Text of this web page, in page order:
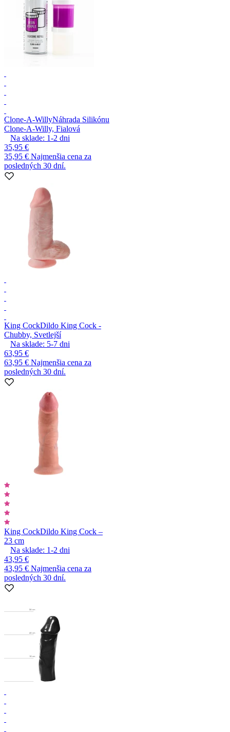
Clone-A-WillyNáhrada Silikónu
Clone-A-Willy, Fialová
Na sklade: 1-2 dni
35,95 €
35,95 € Najmenšia cena za
posledných 30 dní.
King CockDildo King Cock -
Chubby, Svetlejší
Na sklade: 5-7 dni
63,95 €
63,95 € Najmenšia cena za
posledných 30 dní.
King CockDildo King Cock –
23 cm
Na sklade: 1-2 dni
43,95 €
43,95 € Najmenšia cena za
posledných 30 dní.